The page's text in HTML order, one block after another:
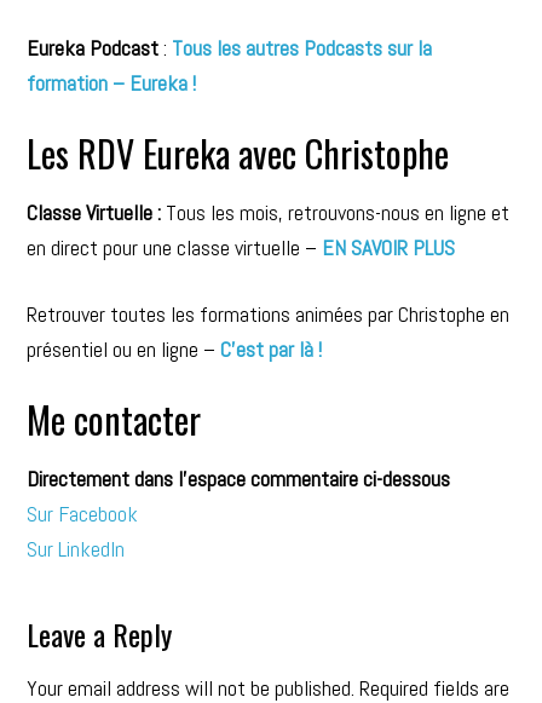
Eureka Podcast: Tous les autres Podcasts sur la
formation – Eureka !
Les RDV Eureka avec Christophe
Classe Virtuelle : Tous les mois, retrouvons-nous en ligne et
en direct pour une classe virtuelle – EN SAVOIR PLUS
Retrouver toutes les formations animées par Christophe en
présentiel ou en ligne –C’est par là !
Me contacter
Directement dans l’espace commentaire ci-dessous
Sur Facebook
Sur LinkedIn
Leave a Reply
Your email address will not be published. Required fields are